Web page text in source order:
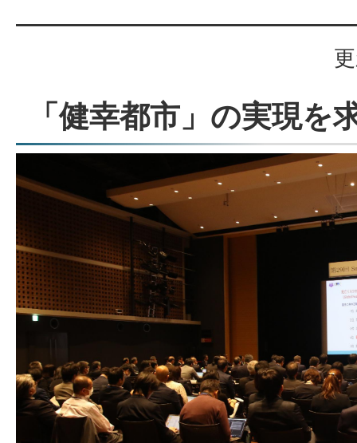
「健幸都市」の実現を